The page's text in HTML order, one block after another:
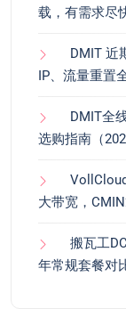
载，有需求尽
DMIT 近
IP、流量重置
DMIT全
选购指南（
大带宽，
搬瓦工
年常规套餐对